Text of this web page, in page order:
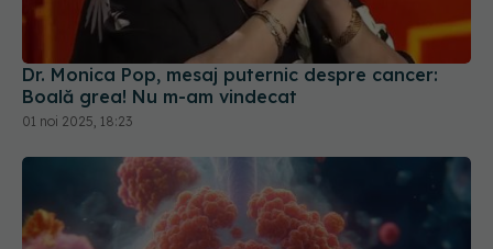
Dr. Monica Pop, mesaj puternic despre cancer:
Boală grea! Nu m-am vindecat
01 noi 2025, 18:23